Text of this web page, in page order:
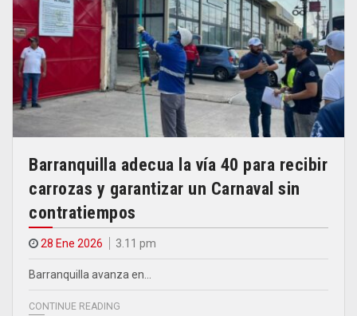
Barranquilla adecua la vía 40 para recibir
carrozas y garantizar un Carnaval sin
contratiempos
28 Ene 2026 3.11 pm
Barranquilla avanza en…
CONTINUE READING